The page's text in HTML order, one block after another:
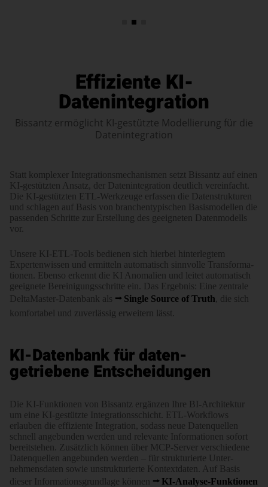
Effiziente KI-
Datenintegration
Bissantz ermöglicht KI-gestützte Modellierung für die
Datenintegration
Statt komplexer Integra­tions­mecha­nismen setzt Bissantz auf einen
KI-gestützten Ansatz, der Daten­integration deutlich verein­facht.
Die KI-gestützten ETL-Werkzeuge erfassen die Daten­strukturen
und schlagen auf Basis von branchen­typischen Basis­modellen die
passenden Schritte zur Erstellung des geeig­neten Daten­modells
vor.
Unsere KI-ETL-Tools bedienen sich hierbei hinter­legtem
Experten­wissen und ermitteln auto­matisch sinn­volle Trans­for­ma­
tionen. Ebenso erkennt die KI Anomalien und leitet automatisch
geeignete Bereini­gungs­schritte ein. Das Ergebnis: Eine zentrale
DeltaMaster-Datenbank als
Single Source of Truth, die sich
komfortabel und zuverlässig erweitern lässt.
KI-Datenbank für daten­
getriebene Entscheidungen
Die KI-Funktionen von Bissantz ergänzen Ihre BI-Architektur
um eine KI-gestützte Integrations­schicht. ETL-Workflows
erlauben die effiziente Integration, sodass neue Daten­quellen
schnell angebunden werden und relevante Informationen sofort
bereit­stehen. Zusätzlich können über MCP-Server verschiedene
Daten­quellen angebunden werden – für struktu­rierte Unter­
nehmens­daten sowie unstruktur­ierte Kontext­daten. Auf Basis
dieser Infor­ma­tions­grund­lage können
KI-Analyse-Funktionen